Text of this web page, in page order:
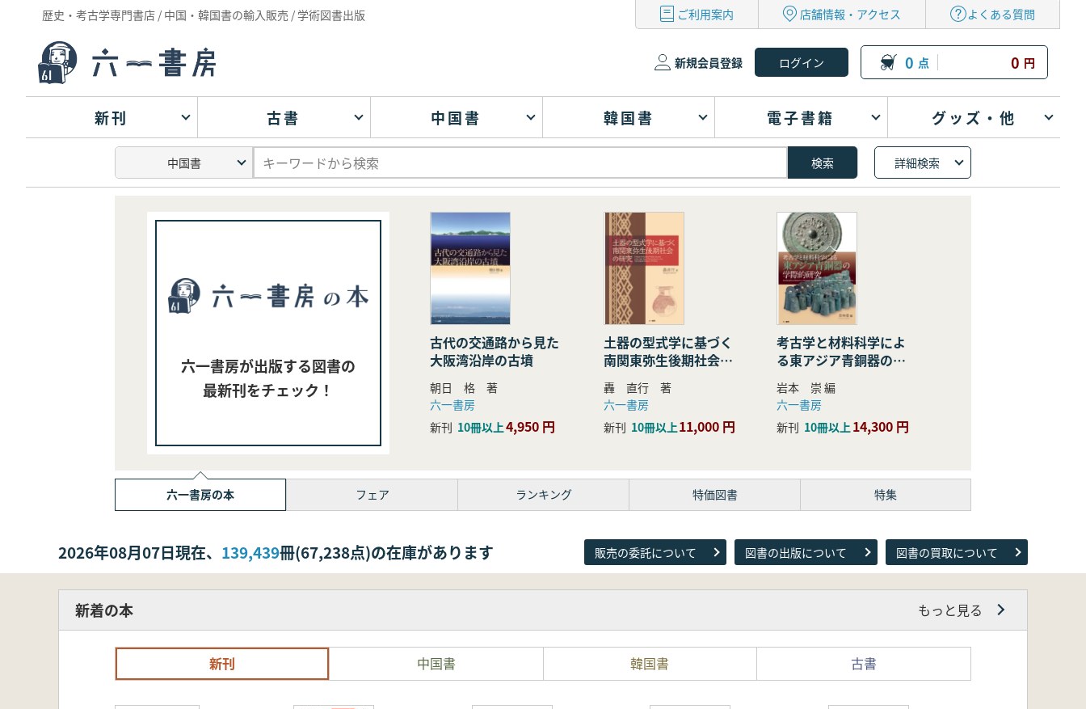
歴史・考古学専門書店 / 中国・韓国書の輸入販売 / 学術図書出版 ご利用案内 店舗情報・アクセス よくある質問
新規会員登録 0 点 0 円
新刊 古書 中国書 韓国書 電子書籍 グッズ・他
詳細検索
六一書房が出版する図書の
最新刊をチェック！
古代の交通路から見た
大阪湾沿岸の古墳
朝日 格 著
六一書房
新刊 10冊以上4,950 円
土器の型式学に基づく
南関東弥生後期社会の
研究
轟 直行 著
六一書房
新刊 10冊以上11,000 円
考古学と材料科学によ
る東アジア青銅器の学
際的研究
岩本 崇 編
六一書房
新刊 10冊以上14,300 円
六一書房の本 フェア ランキング 特価図書 特集
2026年08月07日現在、 139,439冊(67,238点)の在庫があります 販売の委託について 図書の出版について 図書の買取について
新着の本 もっと見る
新刊 中国書 韓国書 古書